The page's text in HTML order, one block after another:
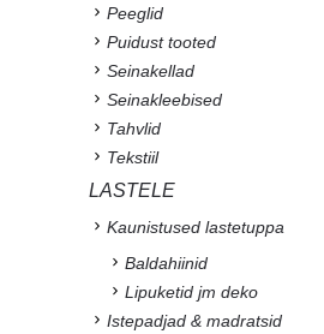
Peeglid
Puidust tooted
Seinakellad
Seinakleebised
Tahvlid
Tekstiil
LASTELE
Kaunistused lastetuppa
Baldahiinid
Lipuketid jm deko
Istepadjad & madratsid